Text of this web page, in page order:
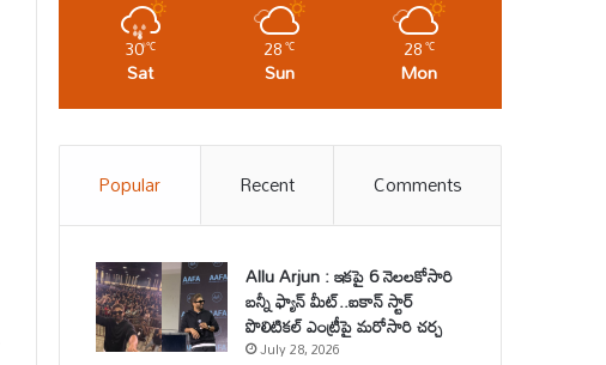
30℃
Sat
28℃
Sun
28℃
Mon
Popular Recent Comments
Allu Arjun : ఇకపై 6 నెలలకోసారి
బన్నీ ఫ్యాన్ మీట్..ఐకాన్ స్టార్
పొలిటికల్ ఎంట్రీపై మరోసారి చర్చ
July 28, 2026